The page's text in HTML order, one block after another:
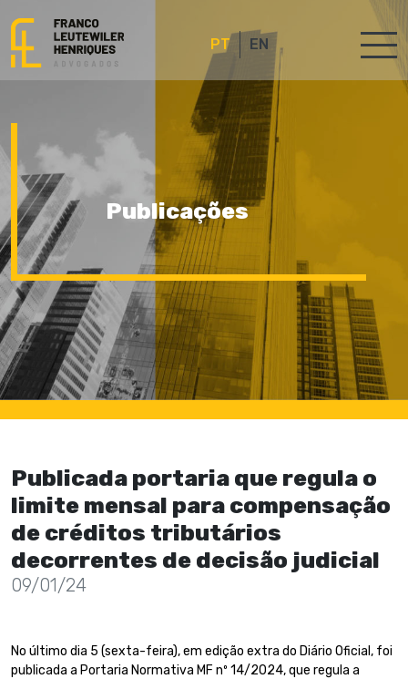
PT EN
Publicações
Publicada portaria que regula o
limite mensal para compensação
de créditos tributários
decorrentes de decisão judicial
09/01/24
No último dia 5 (sexta-feira), em edição extra do Diário Oficial, foi
publicada a Portaria Normativa MF nº 14/2024, que regula a